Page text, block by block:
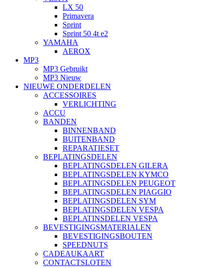
LX 50
Primavera
Sprint
Sprint 50 4t e2
YAMAHA
AEROX
MP3
MP3 Gebruikt
MP3 Nieuw
NIEUWE ONDERDELEN
ACCESSOIRES
VERLICHTING
ACCU
BANDEN
BINNENBAND
BUITENBAND
REPARATIESET
BEPLATINGSDELEN
BEPLATINGSDELEN GILERA
BEPLATINGSDELEN KYMCO
BEPLATINGSDELEN PEUGEOT
BEPLATINGSDELEN PIAGGIO
BEPLATINGSDELEN SYM
BEPLATINGSDELEN VESPA
BEPLATINSDELEN VESPA
BEVESTIGINGSMATERIALEN
BEVESTIGINGSBOUTEN
SPEEDNUTS
CADEAUKAART
CONTACTSLOTEN